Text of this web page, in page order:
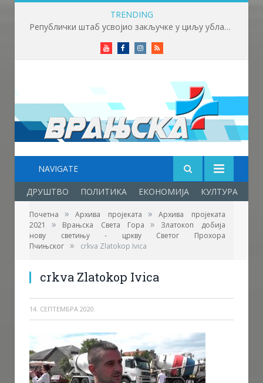
TRENDING
Републички штаб усвојио закључке у циљу ублажавања последица високих температура и пожара​
YoutubeFacebookInstagram
RSS
NAVIGATE
ДРУШТВО ПОЛИТИКА ЕКОНОМИЈА КУЛТУРА
Почетна » Архива пројеката »
Архива пројеката
2021
» Врањска Света Гора »
Златокоп добија
нову светињу - цркву Светог Прохора
Пчињског » crkva Zlatokop Ivica
Ивица Николић председник МЗ Златокоп
crkva Zlatokop Ivica
14. СЕПТЕМБРА 2020.